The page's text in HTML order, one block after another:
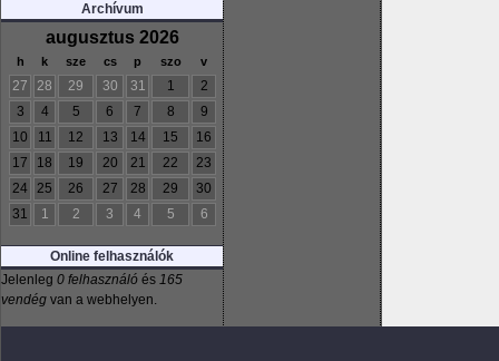
Archívum
augusztus 2026
h k sze cs p szo v
27 28 29 30 31 1
2
3
4 5 6 7 8
9
10
11 12 13 14 15
16
17
18 19 20 21 22
23
24
25 26 27 28 29
30
31
1 2 3 4 5 6
Online felhasználók
Jelenleg 0 felhasználó és 165
vendég van a webhelyen.